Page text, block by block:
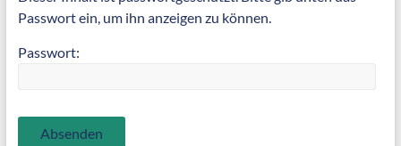
Passwort ein, um ihn anzeigen zu können.
Passwort: